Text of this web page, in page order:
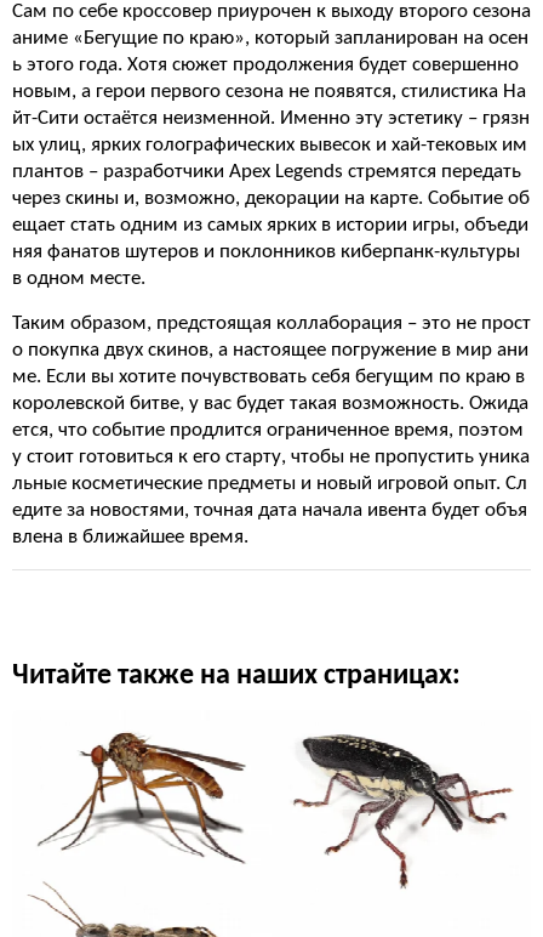
Сам по себе кроссовер приурочен к выходу второго сезона
аниме «Бегущие по краю», который запланирован на осен
ь этого года. Хотя сюжет продолжения будет совершенно
новым, а герои первого сезона не появятся, стилистика На
йт-Сити остаётся неизменной. Именно эту эстетику – грязн
ых улиц, ярких голографических вывесок и хай-тековых им
плантов – разработчики Apex Legends стремятся передать
через скины и, возможно, декорации на карте. Событие об
ещает стать одним из самых ярких в истории игры, объеди
няя фанатов шутеров и поклонников киберпанк-культуры
в одном месте.
Таким образом, предстоящая коллаборация – это не прост
о покупка двух скинов, а настоящее погружение в мир ани
ме. Если вы хотите почувствовать себя бегущим по краю в
королевской битве, у вас будет такая возможность. Ожида
ется, что событие продлится ограниченное время, поэтом
у стоит готовиться к его старту, чтобы не пропустить уника
льные косметические предметы и новый игровой опыт. Сл
едите за новостями, точная дата начала ивента будет объя
влена в ближайшее время.
Читайте также на наших страницах: